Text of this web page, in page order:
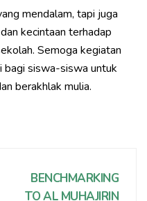
mendalam, tapi juga
kecintaan terhadap
Semoga kegiatan
bagi siswa-siswa untuk
berakhlak mulia.
BENCHMARKING
TO AL MUHAJIRIN